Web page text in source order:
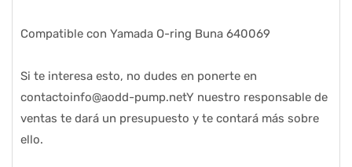
Compatible con Yamada O-ring Buna 640069
Si te interesa esto, no dudes en ponerte en
contactoinfo@aodd-pump.netY nuestro responsable de
ventas te dará un presupuesto y te contará más sobre
ello.